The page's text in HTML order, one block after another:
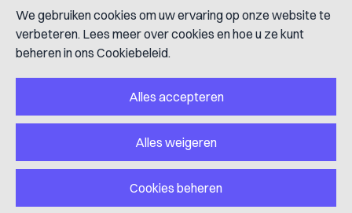
Contactgegevens
info@lexboost.com
GitHubYouTube
Copyright © 2023-2026 Lexboost
We gebruiken cookies om uw ervaring op onze website te
verbeteren. Lees meer over cookies en hoe u ze kunt
beheren in ons Cookiebeleid.
Alles accepteren
Alles weigeren
Cookies beheren